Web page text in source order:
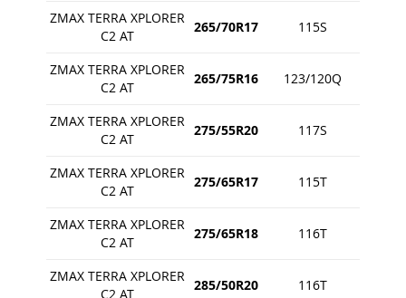
ZMAX TERRA XPLORER
C2 AT
265/70R17 115S
ZMAX TERRA XPLORER
C2 AT
265/75R16 123/120Q
ZMAX TERRA XPLORER
C2 AT
275/55R20 117S
ZMAX TERRA XPLORER
C2 AT
275/65R17 115T
ZMAX TERRA XPLORER
C2 AT
275/65R18 116T
ZMAX TERRA XPLORER
C2 AT
285/50R20 116T